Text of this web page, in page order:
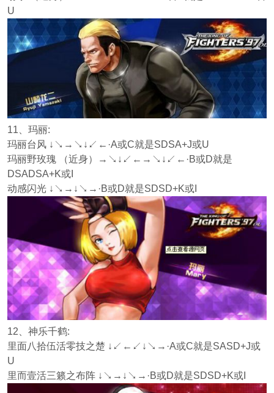
U
11、玛丽:
玛丽台风 ↓↘→↘↓↙←·A或C就是SDSA+J或U
玛丽野玫瑰 （近身）→↘↓↙←→↘↓↙←·B或D就是
DSADSA+K或I
动感闪光 ↓↘→↓↘→·B或D就是SDSD+K或I
12、神乐千鹤:
里面八拾伍活零技之楚 ↓↙←↙↓↘→·A或C就是SASD+J或
U
里而壹活三籁之布阵 ↓↘→↓↘→·B或D就是SDSD+K或I